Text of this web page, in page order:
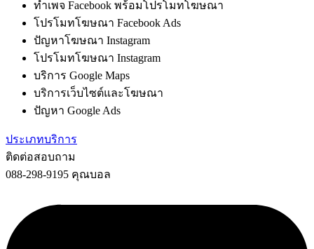
ทำเพจ Facebook พร้อมโปรโมทโฆษณา
โปรโมทโฆษณา Facebook Ads
ปัญหาโฆษณา Instagram
โปรโมทโฆษณา Instagram
บริการ Google Maps
บริการเว็บไซต์และโฆษณา
ปัญหา Google Ads
ประเภทบริการ
ติดต่อสอบถาม
088-298-9195 คุณบอล